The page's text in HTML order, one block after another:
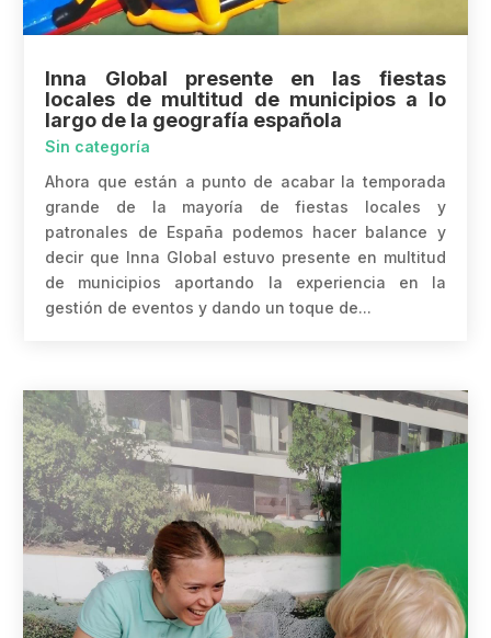
Inna Global presente en las fiestas
locales de multitud de municipios a lo
largo de la geografía española
Sin categoría
Ahora que están a punto de acabar la temporada
grande de la mayoría de fiestas locales y
patronales de España podemos hacer balance y
decir que Inna Global estuvo presente en multitud
de municipios aportando la experiencia en la
gestión de eventos y dando un toque de...